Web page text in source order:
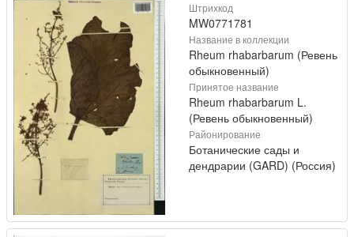
Штрихкод
MW0771781
Название в коллекции
Rheum rhabarbarum (Ревень
обыкновенный)
Принятое название
Rheum rhabarbarum L.
(Ревень обыкновенный)
Районирование
Ботанические сады и
дендрарии (GARD) (Россия)